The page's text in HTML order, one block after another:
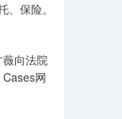
保险。
向法院
网